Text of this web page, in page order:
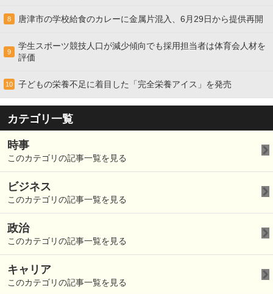
8 唐津市の学校給食のカレーに金属片混入、6月29日から提供再開
9
学生スポーツ競技人口が減少傾向でも採用担当者は体育会人材を
評価
10 子どもの栄養不足に着目した「完全栄養アイス」を発売
カテゴリ一覧
時事
このカテゴリの記事一覧を見る
ビジネス
このカテゴリの記事一覧を見る
政治
このカテゴリの記事一覧を見る
キャリア
このカテゴリの記事一覧を見る